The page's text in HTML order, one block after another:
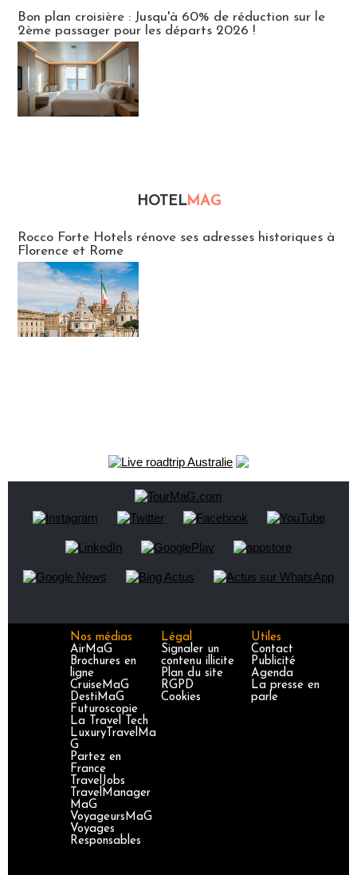
Bon plan croisière : Jusqu'à 60% de réduction sur le
2ème passager pour les départs 2026 !
HOTELMAG
Rocco Forte Hotels rénove ses adresses historiques à
Florence et Rome
Nos médias
AirMaG
Brochures en
ligne
CruiseMaG
DestiMaG
Futuroscopie
La Travel Tech
LuxuryTravelMa
G
Partez en
France
TravelJobs
TravelManager
MaG
VoyageursMaG
Voyages
Responsables
Légal
Signaler un
contenu illicite
Plan du site
RGPD
Cookies
Utiles
Contact
Publicité
Agenda
La presse en
parle